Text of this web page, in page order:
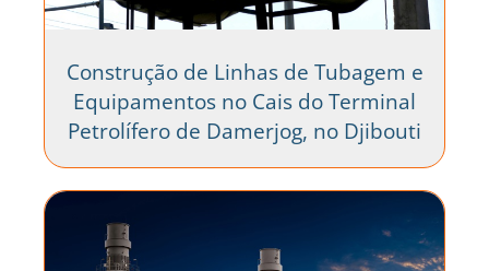
Construção de Linhas de Tubagem e
Equipamentos no Cais do Terminal
Petrolífero de Damerjog, no Djibouti